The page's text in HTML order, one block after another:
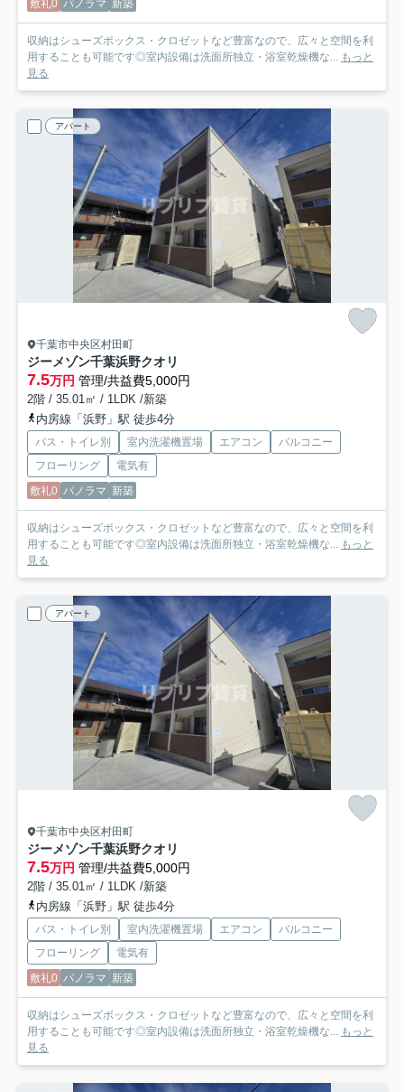
敷礼0 パノラマ 新築
収納はシューズボックス・クロゼットなど豊富なので、広々と空間を利
用することも可能です◎室内設備は洗面所独立・浴室乾燥機な... もっと
見る
アパート
千葉市中央区村田町
ジーメゾン千葉浜野クオリ
7.5万円 管理/共益費5,000円
2階 / 35.01㎡ / 1LDK /新築
内房線「浜野」駅 徒歩4分
バス・トイレ別 室内洗濯機置場 エアコン
バルコニー
フローリング
電気有
敷礼0 パノラマ 新築
収納はシューズボックス・クロゼットなど豊富なので、広々と空間を利
用することも可能です◎室内設備は洗面所独立・浴室乾燥機な... もっと
見る
アパート
千葉市中央区村田町
ジーメゾン千葉浜野クオリ
7.5万円 管理/共益費5,000円
2階 / 35.01㎡ / 1LDK /新築
内房線「浜野」駅 徒歩4分
バス・トイレ別 室内洗濯機置場 エアコン
バルコニー
フローリング
電気有
敷礼0 パノラマ 新築
収納はシューズボックス・クロゼットなど豊富なので、広々と空間を利
用することも可能です◎室内設備は洗面所独立・浴室乾燥機な... もっと
見る